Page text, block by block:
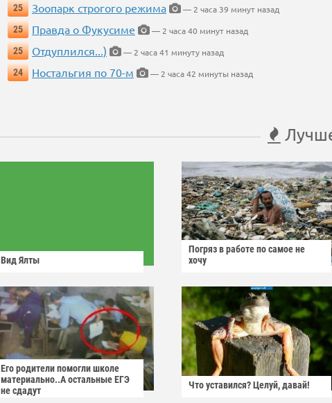
25
Зоопарк строгого режима
— 2 часа 39 минут назад
25
Правда о Фукусиме
— 2 часа 40 минут назад
25
Отдуплился...)
— 2 часа 41 минуту назад
24
Ностальгия по 70-м — 2 часа 42 минуты назад
Вид Ялты
Погряз в работе по самое не
хочу
Его родители помогли школе
материально..А остальные ЕГЭ
не сдадут
Что уставился? Целуй, давай!